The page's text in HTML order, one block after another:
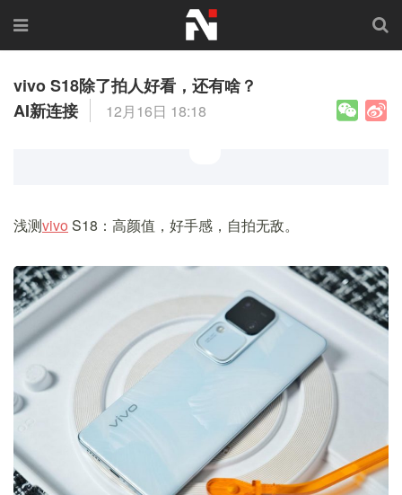
vivo S18除了拍人好看，还有啥？
AI新连接
12月16日 18:18
浅测vivo S18：高颜值，好手感，自拍无敌。